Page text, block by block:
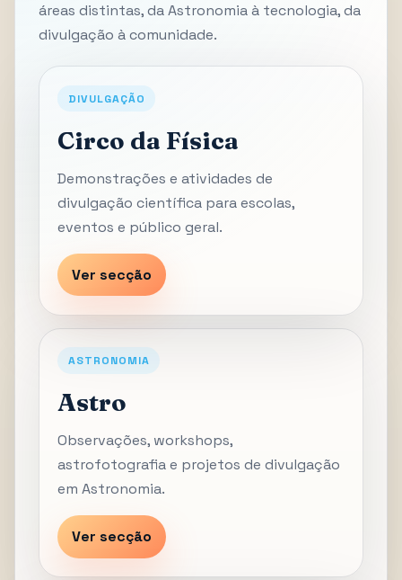
áreas distintas, da Astronomia à tecnologia, da
divulgação à comunidade.
DIVULGAÇÃO
Circo da Física
Demonstrações e atividades de
divulgação científica para escolas,
eventos e público geral.
Ver secção
ASTRONOMIA
Astro
Observações, workshops,
astrofotografia e projetos de divulgação
em Astronomia.
Ver secção